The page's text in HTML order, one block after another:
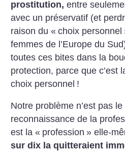
prostitution, entre
avec un préservatif (et
raison du « choix personnel
femmes de l’Europe du
toutes ces bites dans la
protection, parce que c’est
choix personnel !
Notre problème n’est pas le
reconnaissance de la
est la « profession » elle-
sur dix la quitteraient